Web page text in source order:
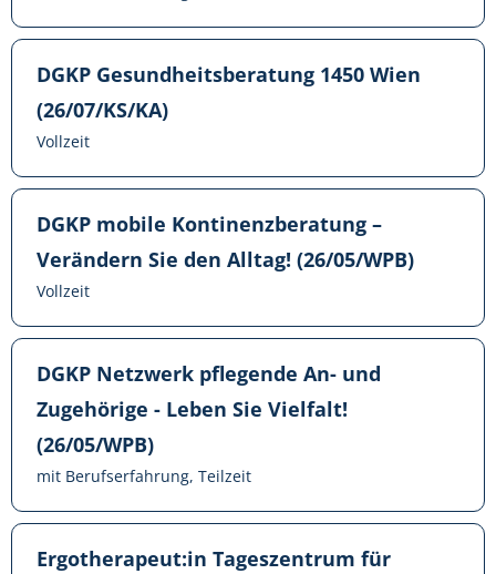
DGKP Gesundheitsberatung 1450 Wien
(26/07/KS/KA)
Vollzeit
DGKP mobile Kontinenzberatung –
Verändern Sie den Alltag! (26/05/WPB)
Vollzeit
DGKP Netzwerk pflegende An- und
Zugehörige - Leben Sie Vielfalt!
(26/05/WPB)
mit Berufserfahrung, Teilzeit
Ergotherapeut:in Tageszentrum für